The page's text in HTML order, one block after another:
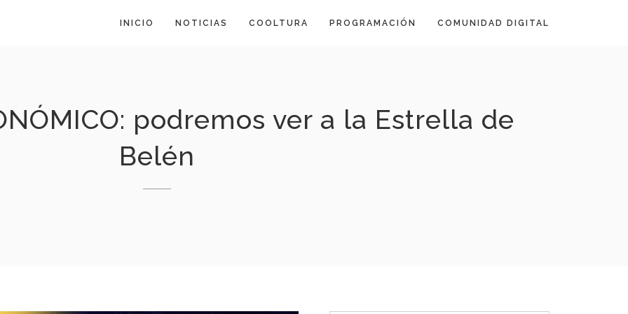
INICIO NOTICIAS COOLTURA PROGRAMACIÓN COMUNIDAD DIGITAL
podremos ver a la Estrella de
Belén